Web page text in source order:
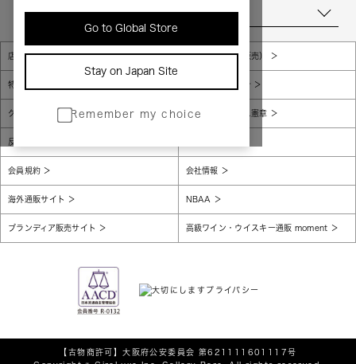
Go to Global Store
Stay on Japan Site
Remember my choice
当店について
店舗一覧 販売規約（店頭販売）
特定商取引法に基づく表示 個人情報保護方針
グローバルプライバシーポリシー コンプライアンス憲章
反社会的勢力に対する基本方針
会員規約 会社情報
海外通販サイト NBAA
ブランディア販売サイト 高級ワイン・ウイスキー通販 moment
【古物商許可】大阪府公安委員会 第621111601117号